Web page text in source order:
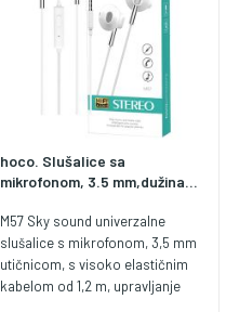
hoco. Slušalice sa
mikrofonom, 3.5 mm,dužina...
M57 Sky sound univerzalne
slušalice s mikrofonom, 3,5 mm
utičnicom, s visoko elastičnim
kabelom od 1,2 m, upravljanje